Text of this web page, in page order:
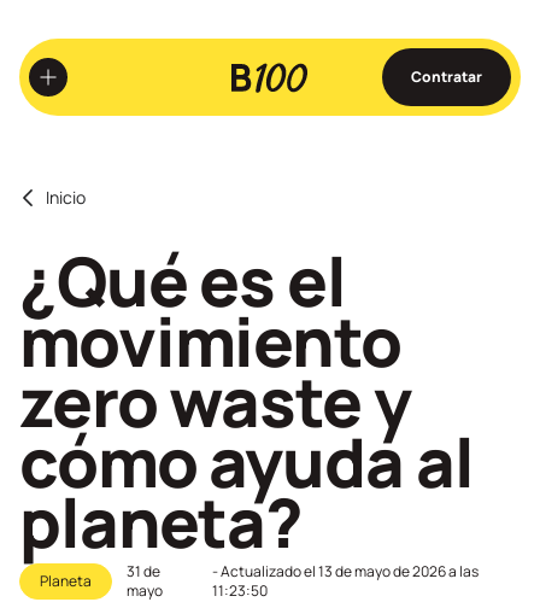
Ir
al
contenido
principal
Contratar
Inicio
¿Qué es el
movimiento
zero waste y
cómo ayuda al
planeta?
Planeta
31 de
mayo
- Actualizado el13 de mayo de 2026 a las
11:23:50